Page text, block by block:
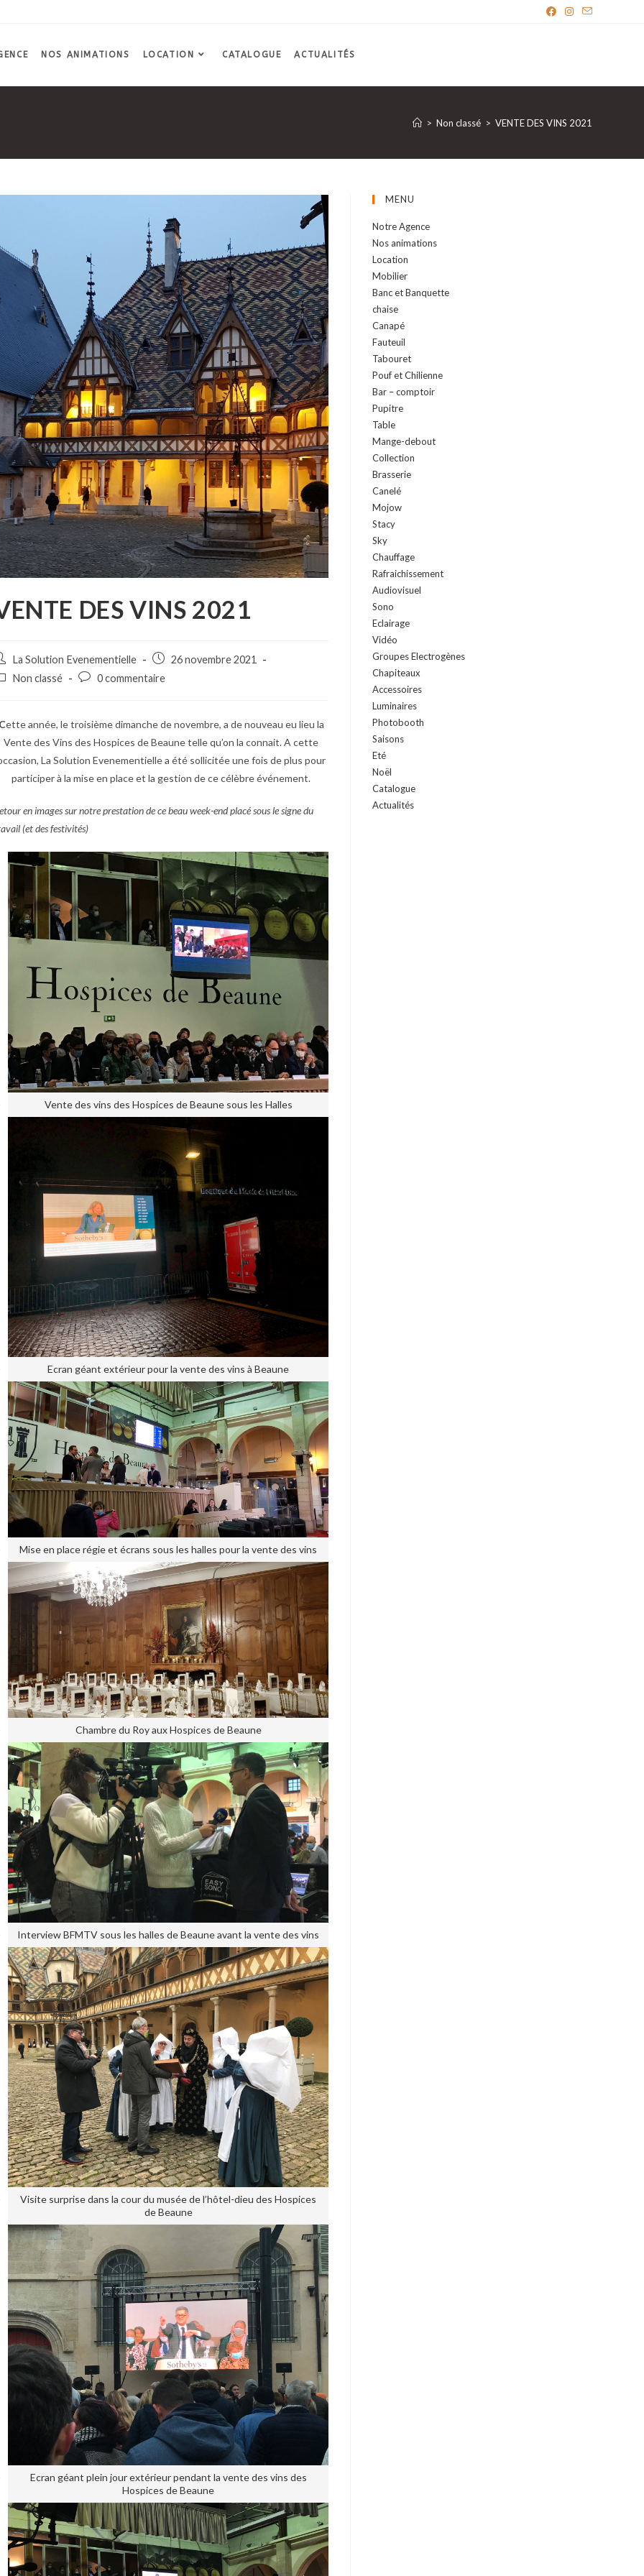
NOS ANIMATIONS LOCATION CATALOGUE ACTUALITÉS
> Non classé > VENTE DES VINS 2021
DES VINS 2021
La Solution Evenementielle
Post
published:
26 novembre 2021
Non classé
Post0 commentaire
Cette année, le troisième dimanche de novembre, a de nouveau eu lieu la
Vente des Vins des Hospices de Beaune telle qu’on la connait. A cette
La Solution Evenementielle a été sollicitée une fois de plus pour
participer à la mise en place et la gestion de ce célèbre événement.
en images sur notre prestation de ce beau week-end placé sous le signe du
(et des festivités)
Vente des vins des Hospices de Beaune sous les Halles
Ecran géant extérieur pour la vente des vins à Beaune
Mise en place régie et écrans sous les halles pour la vente des vins
Chambre du Roy aux Hospices de Beaune
Interview BFMTV sous les halles de Beaune avant la vente des vins
Visite surprise dans la cour du musée de l’hôtel-dieu des Hospices
de Beaune
Ecran géant plein jour extérieur pendant la vente des vins des
Hospices de Beaune
MENU
Notre Agence
Nos animations
Location
Mobilier
Banc et Banquette
chaise
Canapé
Fauteuil
Tabouret
Pouf et Chilienne
Bar – comptoir
Pupitre
Table
Mange-debout
Collection
Brasserie
Canelé
Mojow
Stacy
Sky
Chauffage
Rafraichissement
Audiovisuel
Sono
Eclairage
Vidéo
Groupes Electrogènes
Chapiteaux
Accessoires
Luminaires
Photobooth
Saisons
Eté
Noël
Catalogue
Actualités